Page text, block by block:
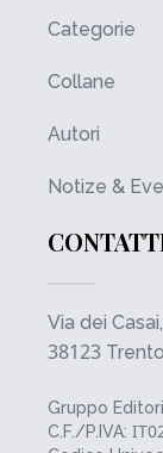
Categorie
Collane
Autori
Notize &
Via dei
38123
Gruppo
C.F./P.IVA: